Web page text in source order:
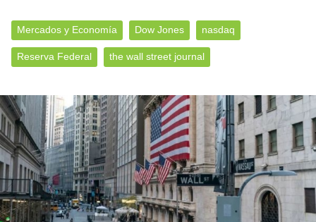
Mercados y Economía Dow Jones nasdaq
Reserva Federal the wall street journal